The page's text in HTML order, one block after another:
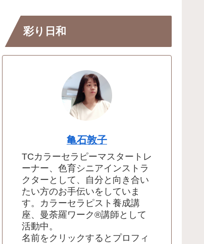
彩り日和
亀石敦子
TCカラーセラピーマスタートレ
ーナー、色育シニアインストラ
クターとして、自分と向き合い
たい方のお手伝いをしていま
す。カラーセラピスト養成講
座、曼荼羅ワーク®講師として
活動中。
名前をクリックするとプロフィ